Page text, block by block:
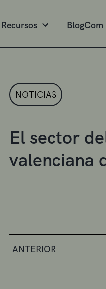
Recursos BlogCom
NOTICIAS
El sector
valenciana
ANTERIOR